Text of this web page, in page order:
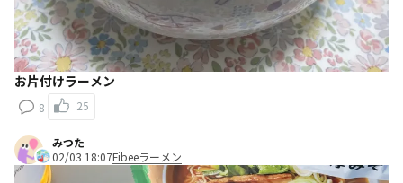
お片付けラーメン
8 25
みつた
02/03 18:07Fibeeラーメン